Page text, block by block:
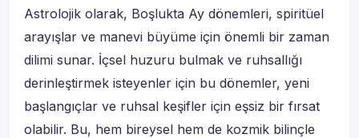
Astrolojik olarak, Boşlukta Ay dönemleri, spiritüel
arayışlar ve manevi büyüme için önemli bir zaman
dilimi sunar. İçsel huzuru bulmak ve ruhsallığı
derinleştirmek isteyenler için bu dönemler, yeni
başlangıçlar ve ruhsal keşifler için eşsiz bir fırsat
olabilir. Bu, hem bireysel hem de kozmik bilinçle